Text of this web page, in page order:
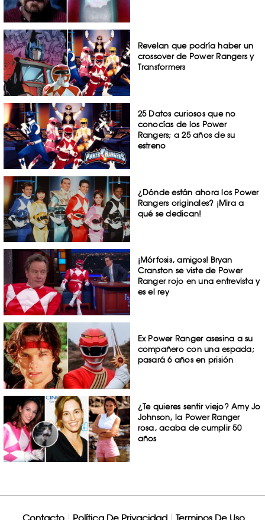
Revelan que podría haber un
crossover de Power Rangers y
Transformers
25 Datos curiosos que no
conocías de los Power
Rangers; a 25 años de su
estreno
¿Dónde están ahora los Power
Rangers originales? ¡Mira a
qué se dedican!
¡Mórfosis, amigos! Bryan
Cranston se viste de Power
Ranger rojo en una entrevista y
es el rey
Ex Power Ranger asesina a su
compañero con una espada;
pasará 6 años en prisión
¿Te quieres sentir viejo? Amy Jo
Johnson, la Power Ranger
rosa, acaba de cumplir 50
años
Contacto Política De Privacidad Terminos De Uso